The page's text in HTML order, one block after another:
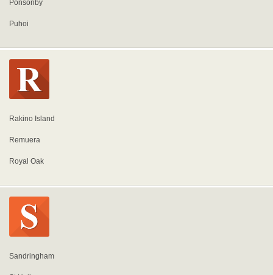
Ponsonby
Puhoi
Rakino Island
Remuera
Royal Oak
Sandringham